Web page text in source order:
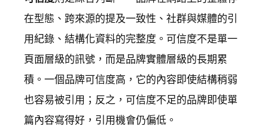
在型態、跨來源的提及一致性、社群與媒體的引
用紀錄、結構化資料的完整度。可信度不是單一
頁面層級的訊號，而是品牌實體層級的長期累
積。一個品牌可信度高，它的內容即使結構稍弱
也容易被引用；反之，可信度不足的品牌即使單
篇內容寫得好，引用機會仍偏低。